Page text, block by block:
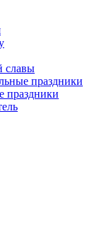
славы
праздники
праздники